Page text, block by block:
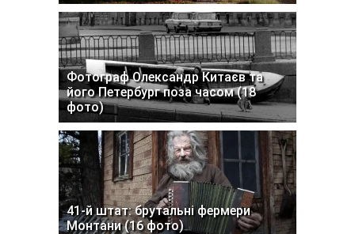
Фотограф Олександр Китаєв та
його Петербург поза часом (18
фото)
41-й штат: брутальні фермери
Монтани (16 фото)